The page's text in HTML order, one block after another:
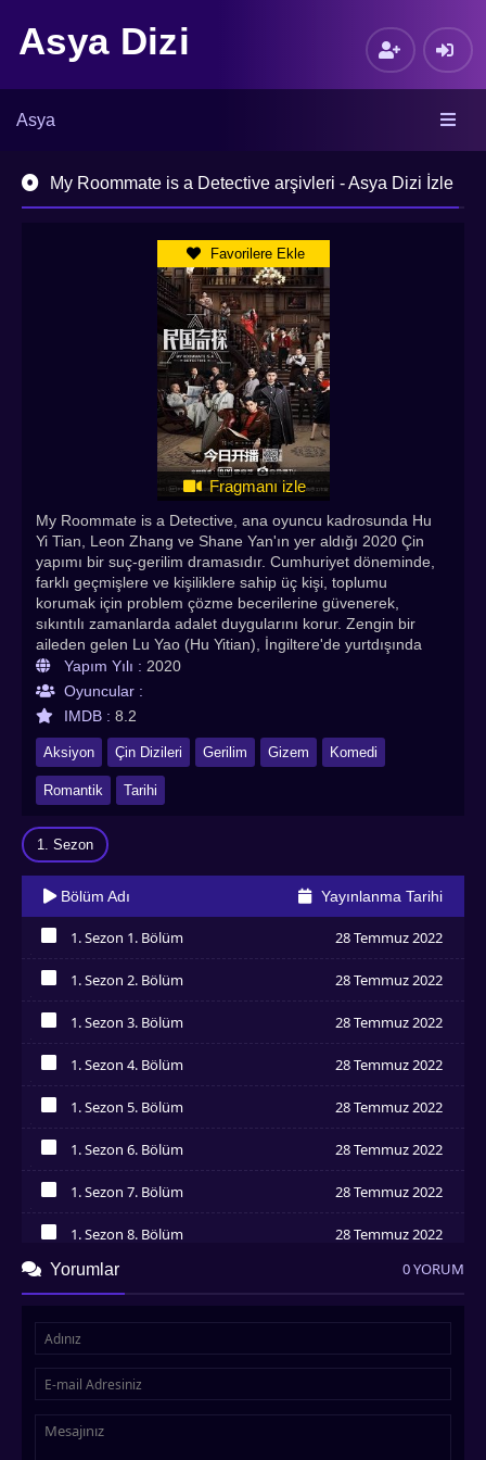
Asya Dizi
Asya
My Roommate is a Detective arşivleri - Asya Dizi İzle
Favorilere Ekle
Fragmanı izle
My Roommate is a Detective, ana oyuncu kadrosunda Hu
Yi Tian, Leon Zhang ve Shane Yan'ın yer aldığı 2020 Çin
yapımı bir suç-gerilim dramasıdır. Cumhuriyet döneminde,
farklı geçmişlere ve kişiliklere sahip üç kişi, toplumu
korumak için problem çözme becerilerine güvenerek,
sıkıntılı zamanlarda adalet duygularını korur. Zengin bir
aileden gelen Lu Yao (Hu Yitian), İngiltere'de yurtdışında
eğitim gördükten sonra Çin'e döndü. Yüksek IQ'su ve
istisnai akıl yürütme becerileri nedeniyle, Baş Müfettiş Qiao
Chusheng (Leon Zhang) tarafından büroya danışman
olarak katılması için işe alınır. İki adamın yolları dürüst ve
tutkulu kadın muhabir Bai Youning (Shane Xiao) ile kesişir
ve garip ve sarsıcı cinayet gizemlerini çözme konusunda
uzmanlaşmış küçük bir dedektif ekibi oluştururlar. My
Roommate is a Detective Türkçe altyazılı izle seçeneğiyle
Asyadiziizle adresinde sizlerle! Herkese iyi seyirler dileriz.
Yapım Yılı : 2020
Oyuncular :
IMDB : 8.2
Aksiyon Çin Dizileri Gerilim Gizem Komedi
Romantik Tarihi
1. Sezon
Bölüm Adı Yayınlanma Tarihi
1. Sezon 1. Bölüm 28 Temmuz 2022
1. Sezon 2. Bölüm 28 Temmuz 2022
1. Sezon 3. Bölüm 28 Temmuz 2022
1. Sezon 4. Bölüm 28 Temmuz 2022
1. Sezon 5. Bölüm 28 Temmuz 2022
1. Sezon 6. Bölüm 28 Temmuz 2022
1. Sezon 7. Bölüm 28 Temmuz 2022
İzledim
1. Sezon 8. Bölüm 28 Temmuz 2022
1. Sezon 9. Bölüm 28 Temmuz 2022
İzledim
İzledim
İzledim
1. Sezon 13. Bölüm
Yorumlar 0 YORUM